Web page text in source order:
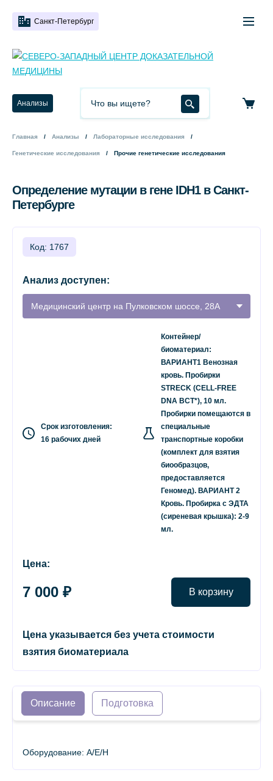
Санкт-Петербург
Анализы
Главная Анализы Лабораторные исследования
Генетические исследования Прочие генетические исследования
Определение мутации в гене IDH1 в Санкт-
Петербурге
Код: 1767
Анализ доступен:
Медицинский центр на Пулковском шоссе, 28А
Срок изготовления:
16 рабочих дней
Контейнер/
биоматериал:
ВАРИАНТ1 Венозная
кровь. Пробирки
STRECK (CELL-FREE
DNA BCT*), 10 мл.
Пробирки помещаются в
специальные
транспортные коробки
(комплект для взятия
биообразцов,
предоставляется
Геномед). ВАРИАНТ 2
Кровь. Пробирка с ЭДТА
(сиреневая крышка): 2-9
мл.
Цена:
7 000 ₽ В корзину
Цена указывается без учета стоимости
взятия биоматериала
Описание Подготовка
Оборудование: A/E/H